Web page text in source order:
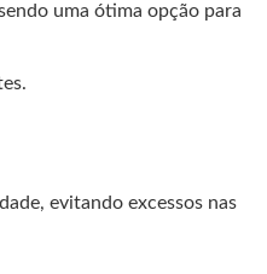
uma ótima opção para
evitando excessos nas